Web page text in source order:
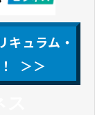
キュラム・
＞＞